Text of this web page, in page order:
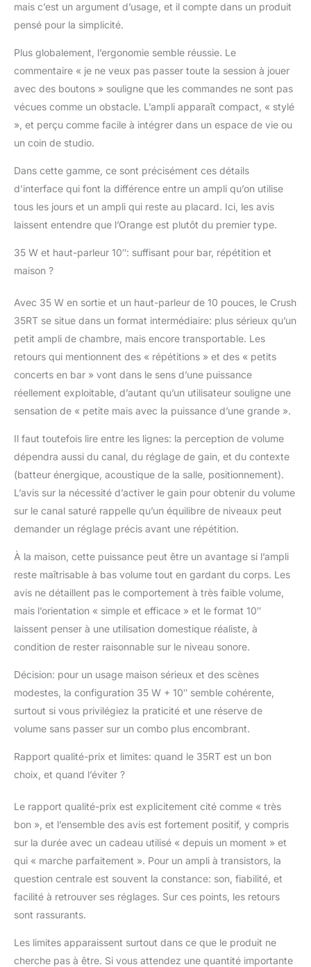
mais c’est un argument d’usage, et il compte dans un produit
pensé pour la simplicité.
Plus globalement, l’ergonomie semble réussie. Le
commentaire « je ne veux pas passer toute la session à jouer
avec des boutons » souligne que les commandes ne sont pas
vécues comme un obstacle. L’ampli apparaît compact, « stylé
», et perçu comme facile à intégrer dans un espace de vie ou
un coin de studio.
Dans cette gamme, ce sont précisément ces détails
d’interface qui font la différence entre un ampli qu’on utilise
tous les jours et un ampli qui reste au placard. Ici, les avis
laissent entendre que l’Orange est plutôt du premier type.
35 W et haut-parleur 10″: suffisant pour bar, répétition et
maison ?
Avec 35 W en sortie et un haut-parleur de 10 pouces, le Crush
35RT se situe dans un format intermédiaire: plus sérieux qu’un
petit ampli de chambre, mais encore transportable. Les
retours qui mentionnent des « répétitions » et des « petits
concerts en bar » vont dans le sens d’une puissance
réellement exploitable, d’autant qu’un utilisateur souligne une
sensation de « petite mais avec la puissance d’une grande ».
Il faut toutefois lire entre les lignes: la perception de volume
dépendra aussi du canal, du réglage de gain, et du contexte
(batteur énergique, acoustique de la salle, positionnement).
L’avis sur la nécessité d’activer le gain pour obtenir du volume
sur le canal saturé rappelle qu’un équilibre de niveaux peut
demander un réglage précis avant une répétition.
À la maison, cette puissance peut être un avantage si l’ampli
reste maîtrisable à bas volume tout en gardant du corps. Les
avis ne détaillent pas le comportement à très faible volume,
mais l’orientation « simple et efficace » et le format 10″
laissent penser à une utilisation domestique réaliste, à
condition de rester raisonnable sur le niveau sonore.
Décision: pour un usage maison sérieux et des scènes
modestes, la configuration 35 W + 10″ semble cohérente,
surtout si vous privilégiez la praticité et une réserve de
volume sans passer sur un combo plus encombrant.
Rapport qualité-prix et limites: quand le 35RT est un bon
choix, et quand l’éviter ?
Le rapport qualité-prix est explicitement cité comme « très
bon », et l’ensemble des avis est fortement positif, y compris
sur la durée avec un cadeau utilisé « depuis un moment » et
qui « marche parfaitement ». Pour un ampli à transistors, la
question centrale est souvent la constance: son, fiabilité, et
facilité à retrouver ses réglages. Sur ces points, les retours
sont rassurants.
Les limites apparaissent surtout dans ce que le produit ne
cherche pas à être. Si vous attendez une quantité importante